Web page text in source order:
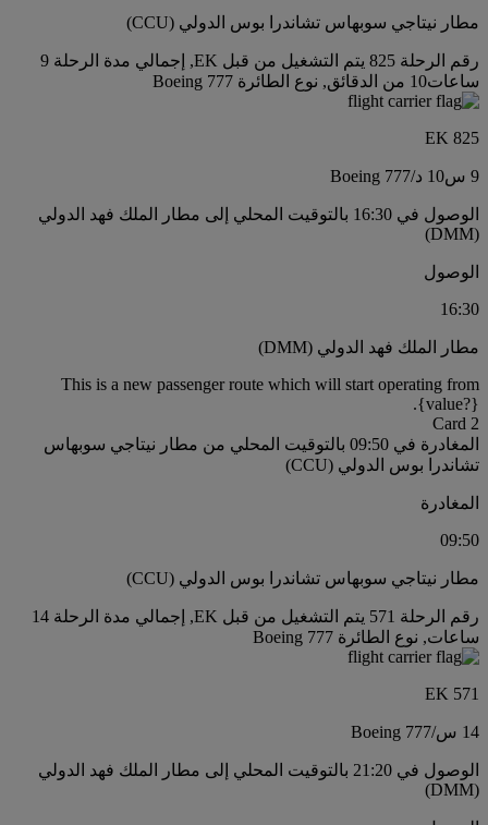
مطار نيتاجي سوبهاس تشاندرا بوس الدولي (CCU)
رقم الرحلة 825 يتم التشغيل من قبل EK, إجمالي مدة الرحلة 9
ساعات10 من الدقائق, نوع الطائرة Boeing 777
EK 825
9 س 10 د /
Boeing 777
الوصول في 16:30 بالتوقيت المحلي إلى مطار الملك فهد الدولي
(DMM)
الوصول
16:30
مطار الملك فهد الدولي (DMM)
This is a new passenger route which will start operating from
{value?}.
Card 2
المغادرة في 09:50 بالتوقيت المحلي من مطار نيتاجي سوبهاس
تشاندرا بوس الدولي (CCU)
المغادرة
09:50
مطار نيتاجي سوبهاس تشاندرا بوس الدولي (CCU)
رقم الرحلة 571 يتم التشغيل من قبل EK, إجمالي مدة الرحلة 14
ساعات, نوع الطائرة Boeing 777
EK 571
14 س /
Boeing 777
الوصول في 21:20 بالتوقيت المحلي إلى مطار الملك فهد الدولي
(DMM)